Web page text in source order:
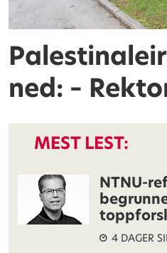
ned: –
MEST LEST:
NTNU-
4 DAGER